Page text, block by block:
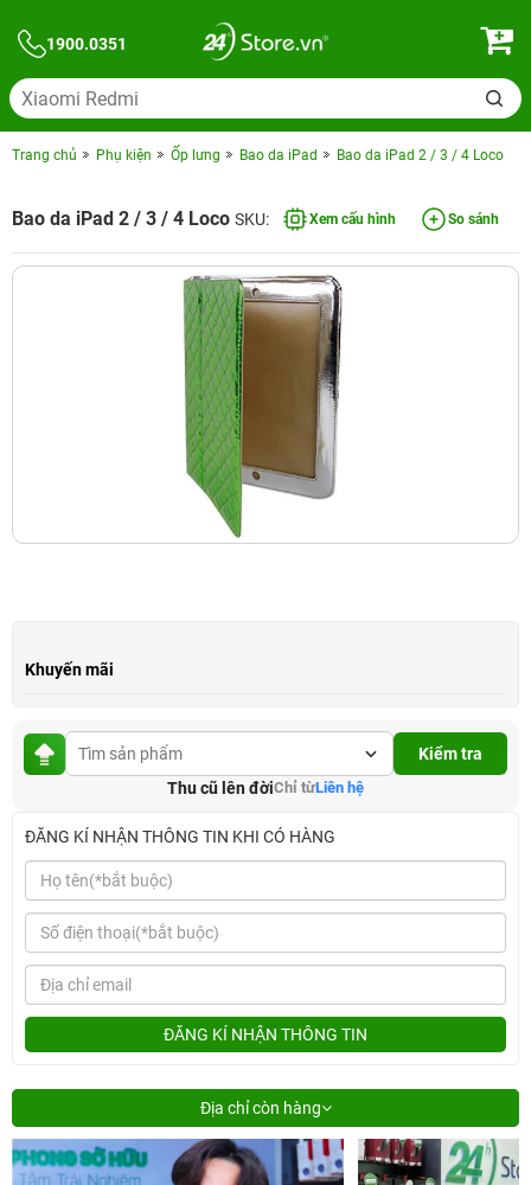
1900.0351
Trang chủ Phụ kiện Ốp lưng Bao da iPad Bao da iPad 2 / 3 / 4 Loco
Bao da iPad 2 / 3 / 4 Loco SKU: Xem cấu hình So sánh
Khuyến mãi
Kiểm tra
Thu cũ lên đờiChỉ từLiên hệ
ĐĂNG KÍ NHẬN THÔNG TIN KHI CÓ HÀNG
ĐĂNG KÍ NHẬN THÔNG TIN
Địa chỉ còn hàng